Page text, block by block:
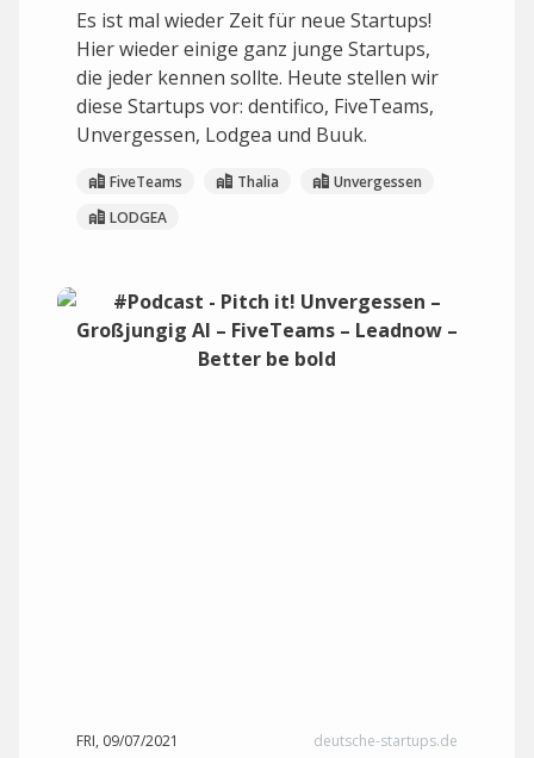
Es ist mal wieder Zeit für neue Startups!
Hier wieder einige ganz junge Startups,
die jeder kennen sollte. Heute stellen wir
diese Startups vor: dentifico, FiveTeams,
Unvergessen, Lodgea und Buuk.
FiveTeams Thalia
Unvergessen
LODGEA
FRI, 09/07/2021 deutsche-startups.de